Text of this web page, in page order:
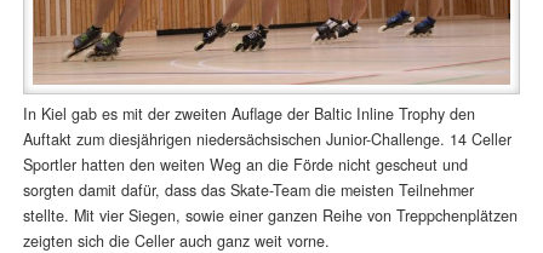
In Kiel gab es mit der zweiten Auflage der Baltic Inline Trophy den
Auftakt zum diesjährigen niedersächsischen Junior-Challenge. 14 Celler
Sportler hatten den weiten Weg an die Förde nicht gescheut und
sorgten damit dafür, dass das Skate-Team die meisten Teilnehmer
stellte. Mit vier Siegen, sowie einer ganzen Reihe von Treppchenplätzen
zeigten sich die Celler auch ganz weit vorne.